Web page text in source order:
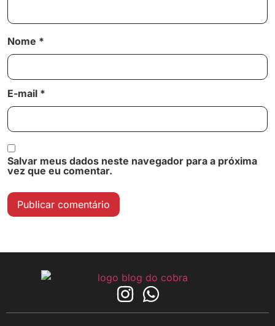
Nome *
E-mail *
Salvar meus dados neste navegador para a próxima
vez que eu comentar.